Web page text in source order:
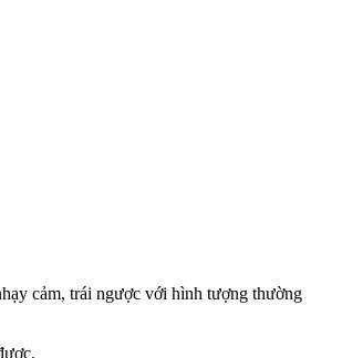
cảm, trái ngược với hình tượng thường